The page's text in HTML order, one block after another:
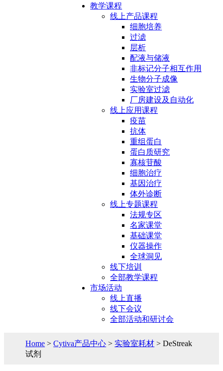
教学课程
线上产品课程
细胞培养
过滤
层析
配液与储液
非标记分子相互作用
生物分子成像
实验室过滤
厂房建设及自动化
线上应用课程
疫苗
抗体
重组蛋白
蛋白质研究
寡核苷酸
细胞治疗
基因治疗
体外诊断
线上专题课程
法规专区
名家课堂
基础课堂
仪器操作
全球洞见
线下培训
全部教学课程
市场活动
线上直播
线下会议
全部活动和研讨会
Home >Cytiva产品中心 > 实验室耗材 > DeStreak
试剂